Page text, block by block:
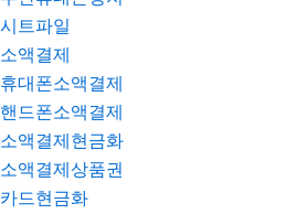
시트파일
소액결제
휴대폰소액결제
핸드폰소액결제
소액결제현금화
소액결제상품권
카드현금화